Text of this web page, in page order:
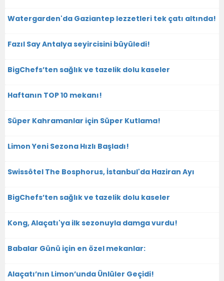
Watergarden'da Gaziantep lezzetleri tek çatı altında!
Fazıl Say Antalya seyircisini büyüledi!
BigChefs’ten sağlık ve tazelik dolu kaseler
Haftanın TOP 10 mekanı!
Süper Kahramanlar için Süper Kutlama!
Limon Yeni Sezona Hızlı Başladı!
Swissôtel The Bosphorus, İstanbul'da Haziran Ayı
BigChefs’ten sağlık ve tazelik dolu kaseler
Kong, Alaçatı'ya ilk sezonuyla damga vurdu!
Babalar Günü için en özel mekanlar:
Alaçatı’nın Limon’unda Ünlüler Geçidi!